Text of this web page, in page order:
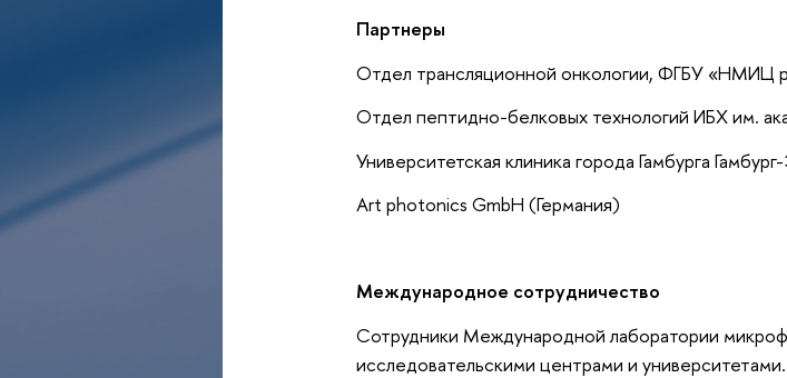
Партнеры
Отдел трансляционной онкологии, ФГБУ «НМИЦ
Отдел пептидно-белковых технологий ИБХ им.
Университетская клиника города Гамбурга
Art photonics GmbH (Германия)
Международное сотрудничество
Сотрудники Международной лаборатории
исследовательскими центрами и